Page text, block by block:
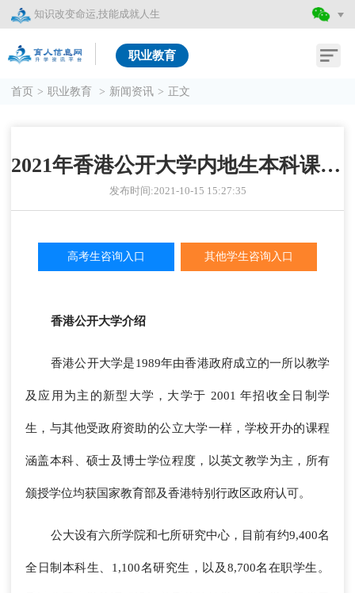
知识改变命运,技能成就人生
职业教育
首页 > 职业教育 > 新闻资讯 > 正文
2021年香港公开大学内地生本科课程招生简章
发布时间:2021-10-15 15:27:35
高考生咨询入口 其他学生咨询入口
香港公开大学介绍
香港公开大学是1989年由香港政府成立的一所以教学
及应用为主的新型大学，大学于 2001 年招收全日制学
生，与其他受政府资助的公立大学一样，学校开办的课程
涵盖本科、硕士及博士学位程度，以英文教学为主，所有
颁授学位均获国家教育部及香港特别行政区政府认可。
公大设有六所学院和七所研究中心，目前有约9,400名
全日制本科生、1,100名研究生，以及8,700名在职学生。